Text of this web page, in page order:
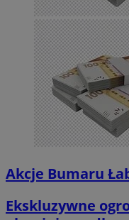
Akcje Bumaru
Ekskluzywne